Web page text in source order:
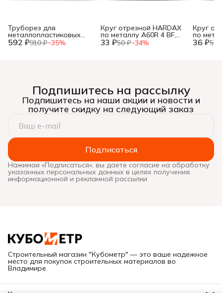
592 ₽910 ₽−35%
Труборез для
металлопластиковых
труб, до 42мм, (шт.) 33 ₽50 ₽−34%
Круг отрезной HARDAX
по металлу A60R 4 BF,
125 х 1,2 х 22 мм, (шт.) 36 ₽55
Круг
по
125 х
Подпишитесь на рассылку
Подпишитесь на наши акции и новости и
получите скидку на следующий заказ
Подписаться
Нажимая «Подписаться», вы даете согласие на обработку
указанных персональных данных в целях получения
информационной и рекламной рассылки
Строительный магазин "Кубометр" — это ваше надежное
место для покупок строительных материалов во
Владимире.